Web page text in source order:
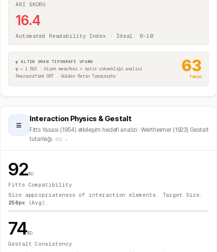
ARI SKORU
16.4
Automated Readability Index · İdeal: 6–10
φ ALTIN ORAN TİPOGRAFİ UYUMU
φ = 1.618 · ölçek mesafesi + satır yüksekliği analizi
Pearsonified GRT · Golden Ratio Typography
63
Yakın
≡
Interaction Physics & Gestalt
Fitts Yasası (1954) etkileşim hedefi analizi · Wertheimer (1923) Gestalt
tutarlılığı. DOI ↗
92/100
Fitts Compatibility
Size appropriateness of interaction elements. Target Size:
250px (Avg).
74/100
Gestalt Consistency